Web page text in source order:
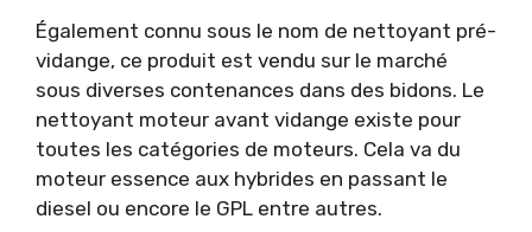
Également connu sous le nom de nettoyant pré-
vidange, ce produit est vendu sur le marché
sous diverses contenances dans des bidons. Le
nettoyant moteur avant vidange existe pour
toutes les catégories de moteurs. Cela va du
moteur essence aux hybrides en passant le
diesel ou encore le GPL entre autres.